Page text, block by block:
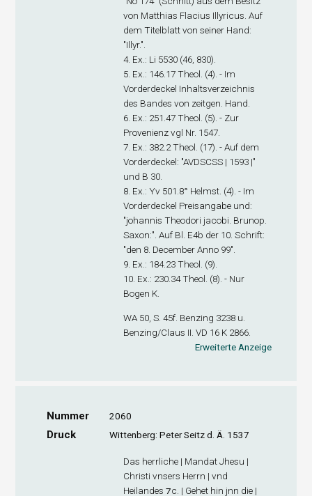
von Matthias Flacius Illyricus. Auf
dem Titelblatt von seiner Hand:
"Illyr.".
4. Ex.: Li 5530 (46, 830).
5. Ex.: 146.17 Theol. (4). - Im
Vorderdeckel Inhaltsverzeichnis
des Bandes von zeitgen. Hand.
6. Ex.: 251.47 Theol. (5). - Zur
Provenienz vgl Nr. 1547.
7. Ex.: 382.2 Theol. (17). - Auf dem
Vorderdeckel: "AVDSCSS | 1593 |"
und B 30.
8. Ex.: Yv 501.8° Helmst. (4). - Im
Vorderdeckel Preisangabe und:
"johannis Theodori jacobi. Brunop.
Saxon:". Auf Bl. E4b der 10. Schrift:
"den 8. December Anno 99".
9. Ex.: 184.23 Theol. (9).
10. Ex.: 230.34 Theol. (8). - Nur
Bogen K.
WA 50, S. 45f. Benzing 3238 u.
Benzing/Claus II. VD 16 K 2866.
Erweiterte Anzeige
Nummer 2060
Druck Wittenberg: Peter Seitz d. Ä. 1537
Das herrliche | Mandat Jhesu |
Christi vnsers Herrn | vnd
Heilandes ⁊c. | Gehet hin jnn die |